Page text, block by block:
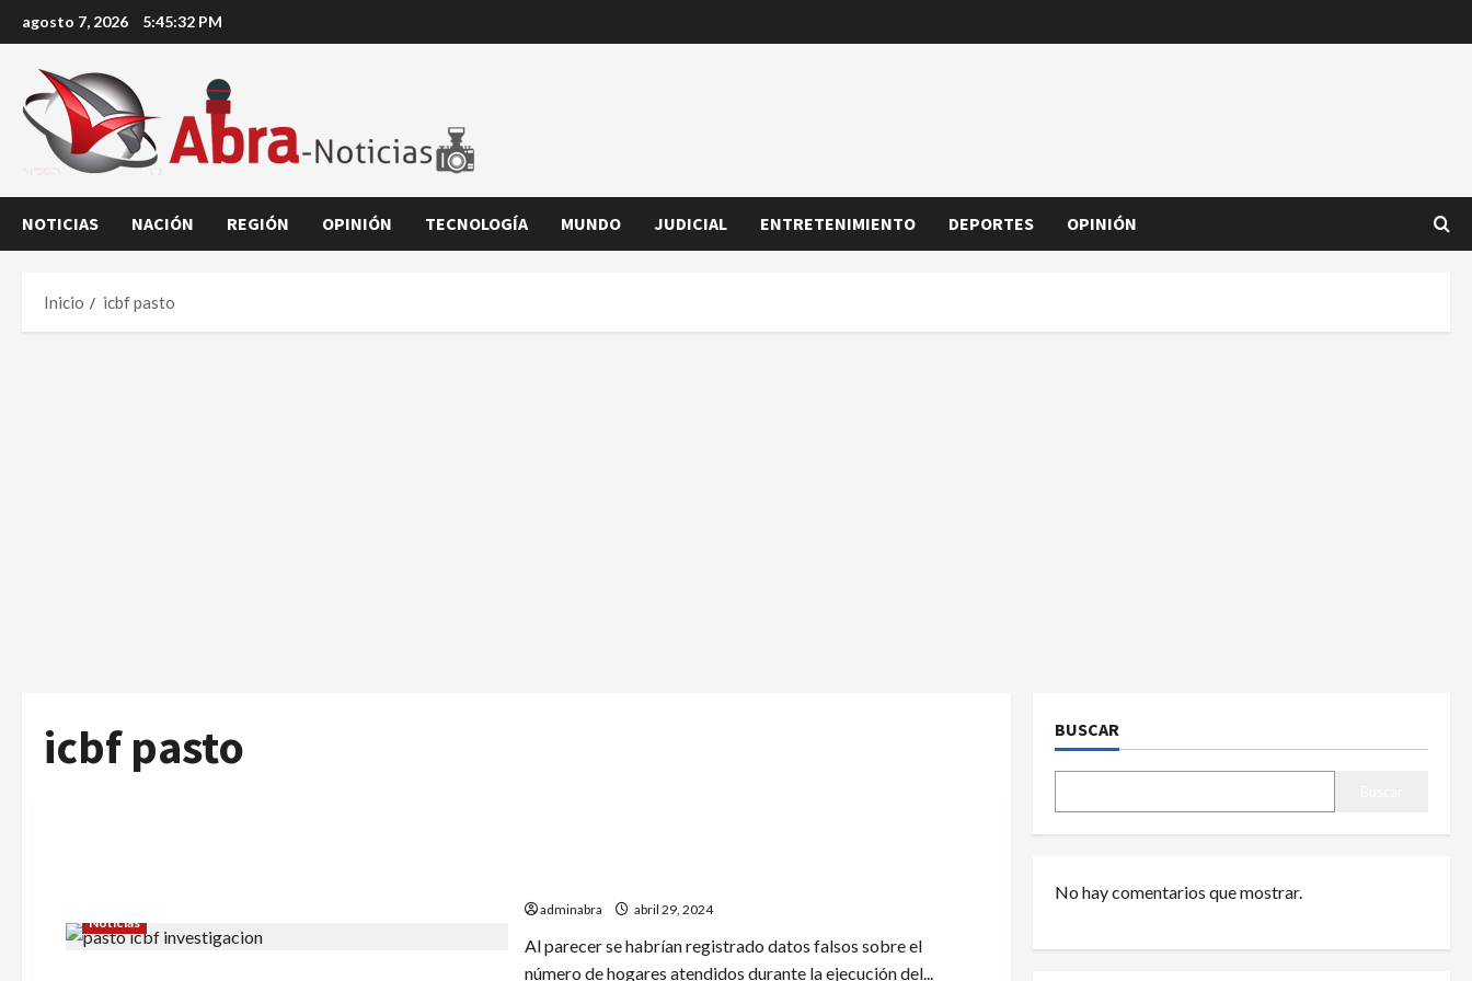
al
contenido
agosto 7, 2026 5:45:33 PM
NOTICIAS NACIÓN REGIÓN OPINIÓN TECNOLOGÍA MUNDO JUDICIAL ENTRETENIMIENTO DEPORTES OPINIÓN
Inicio icbf pasto
icbf pasto
Noticias
adminabra abril 29, 2024
​Al parecer se habrían registrado datos falsos sobre el
número de hogares atendidos durante la ejecución del...
BUSCAR
No hay comentarios que mostrar.